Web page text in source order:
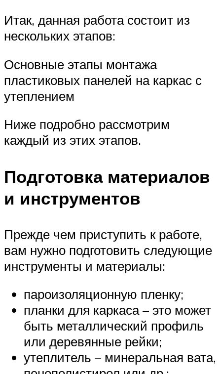
Итак, данная работа состоит из
нескольких этапов:
Основные этапы монтажа
пластиковых панелей на каркас с
утеплением
Ниже подробно рассмотрим
каждый из этих этапов.
Подготовка материалов
и инструментов
Прежде чем приступить к работе,
вам нужно подготовить следующие
инструменты и материалы:
пароизоляционную пленку;
планки для каркаса – это может
быть металлический профиль
или деревянные рейки;
утеплитель – минеральная вата,